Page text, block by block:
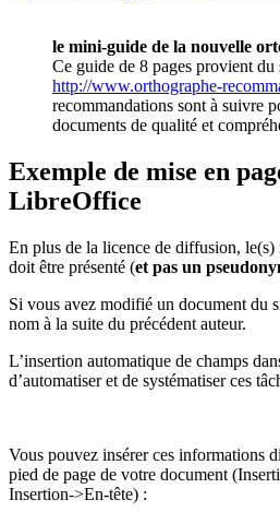
le mini-guide de la nouvelle
Ce guide de 8 pages provient du
http://www.orthographe-
recommandations sont à suivre
documents de qualité et
Exemple de mise en
LibreOffice
En plus de la licence de diffusion, le(s)
doit être présenté (et pas un
Si vous avez modifié un document du
nom à la suite du précédent auteur.
L’insertion automatique de champs
d’automatiser et de systématiser ces
Vous pouvez insérer ces informations
pied de page de votre document
Insertion->En-tête) :